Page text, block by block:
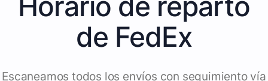
de FedEx
Escaneamos todos los envíos con seguimiento vía